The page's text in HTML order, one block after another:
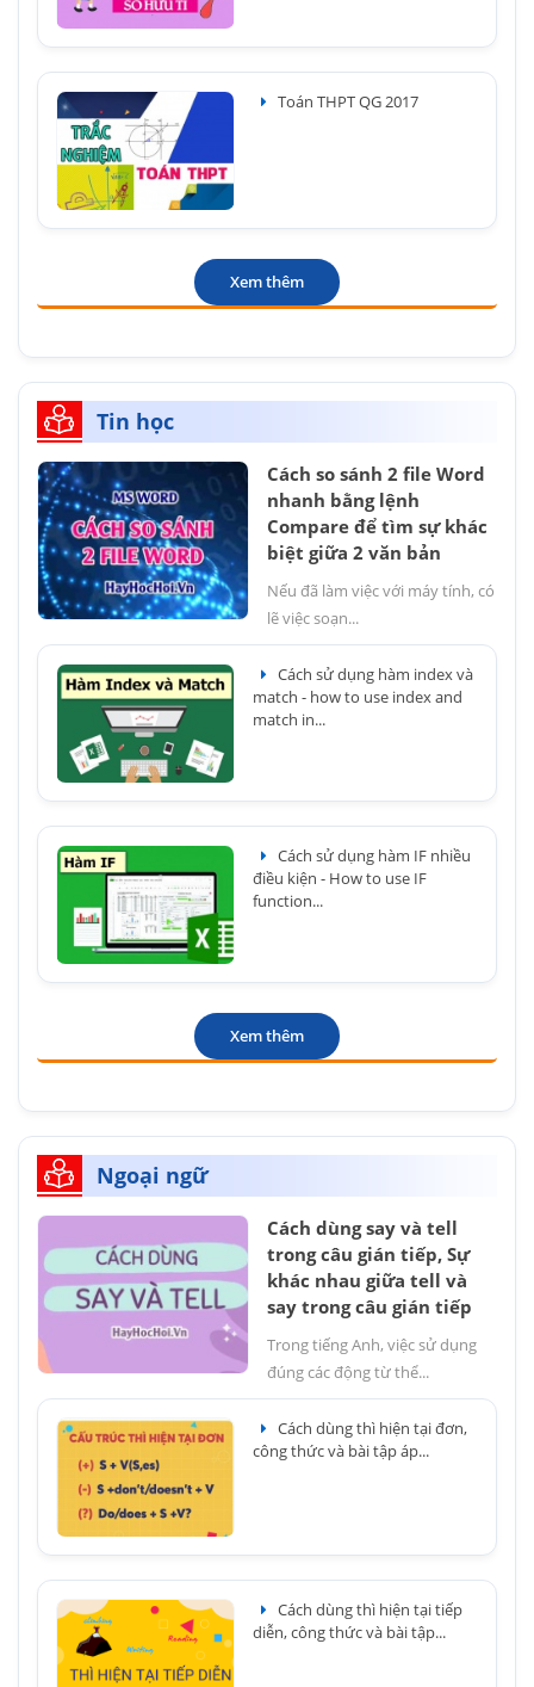
Toán THPT QG 2017
Xem thêm
Tin học
Cách so sánh 2 file Word
nhanh bằng lệnh
Compare để tìm sự khác
biệt giữa 2 văn bản
Nếu đã làm việc với máy tính, có
lẽ việc soạn...
Cách sử dụng hàm index và
match - how to use index and
match in...
Cách sử dụng hàm IF nhiều
điều kiện - How to use IF
function...
Xem thêm
Ngoại ngữ
Cách dùng say và tell
trong câu gián tiếp, Sự
khác nhau giữa tell và
say trong câu gián tiếp
Trong tiếng Anh, việc sử dụng
đúng các động từ thể...
Cách dùng thì hiện tại đơn,
công thức và bài tập áp...
Cách dùng thì hiện tại tiếp
diễn, công thức và bài tập...